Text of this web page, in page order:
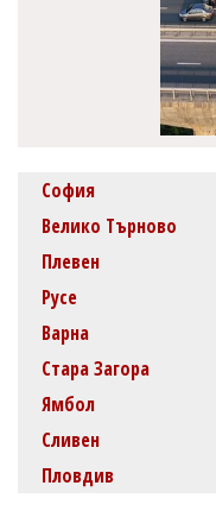
София
Велико Търново
Плевен
Русе
Варна
Стара Загора
Ямбол
Сливен
Пловдив